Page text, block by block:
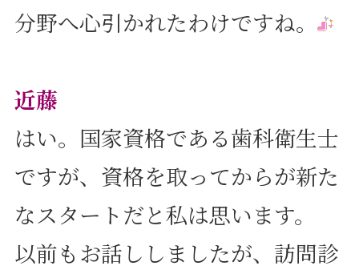
分野へ心引かれたわけですね。
近藤
はい。国家資格である歯科衛生士
ですが、資格を取ってからが新た
なスタートだと私は思います。
以前もお話ししましたが、訪問診